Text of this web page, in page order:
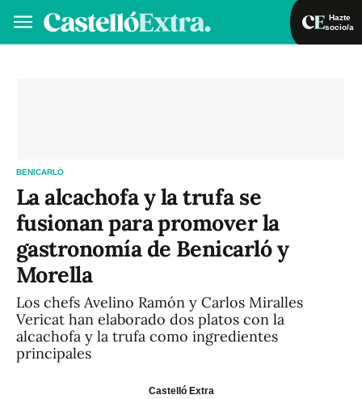
Hazte
socio/a
BENICARLÓ
La alcachofa y la trufa se
fusionan para promover la
gastronomía de Benicarló y
Morella
Los chefs Avelino Ramón y Carlos Miralles
Vericat han elaborado dos platos con la
alcachofa y la trufa como ingredientes
principales
Castelló Extra